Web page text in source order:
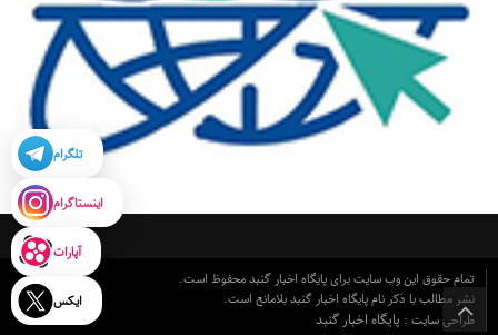
تمام حقوق این وب سایت برای پایگاه اخبار گنبد محفوظ است.
نشر مطالب با ذکر نام پایگاه اخبار گنبد بلامانع است.
طراحی سایت : پایگاه اخبار گنبد
تلگرام
اینستاگرام
آپارات
ایکس